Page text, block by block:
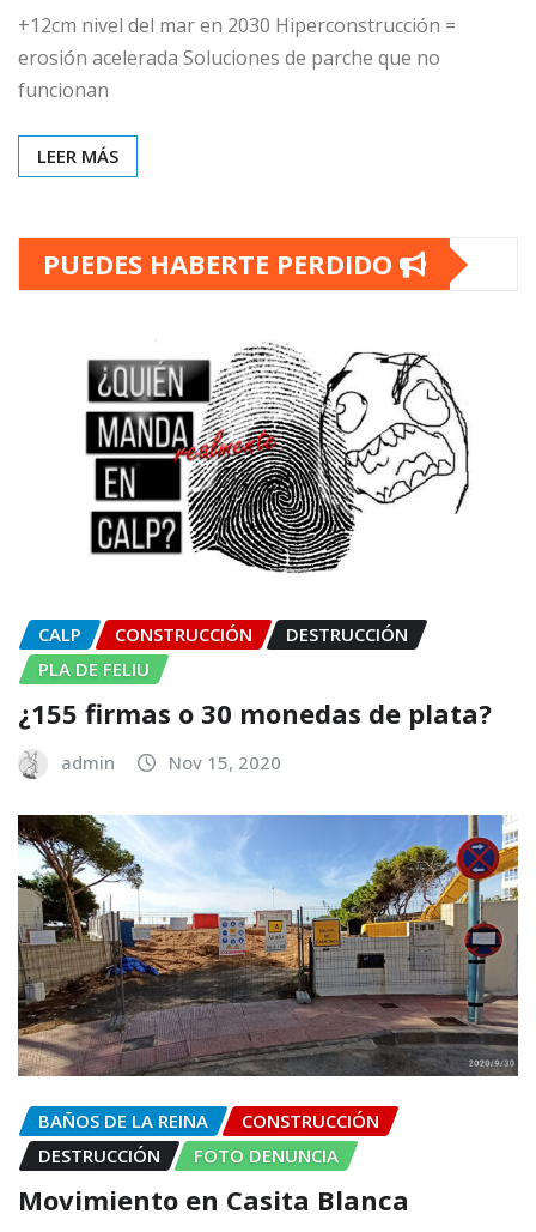
+12cm nivel del mar en 2030 Hiperconstrucción =
erosión acelerada Soluciones de parche que no
funcionan
LEER MÁS
PUEDES HABERTE PERDIDO
CALP CONSTRUCCIÓN
DESTRUCCIÓN
PLA DE FELIU
¿155 firmas o 30 monedas de plata?
admin Nov 15, 2020
BAÑOS DE LA REINA
CONSTRUCCIÓN
DESTRUCCIÓN
FOTO DENUNCIA
Movimiento en Casita Blanca